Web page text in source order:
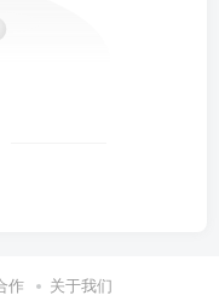
作 关于我们